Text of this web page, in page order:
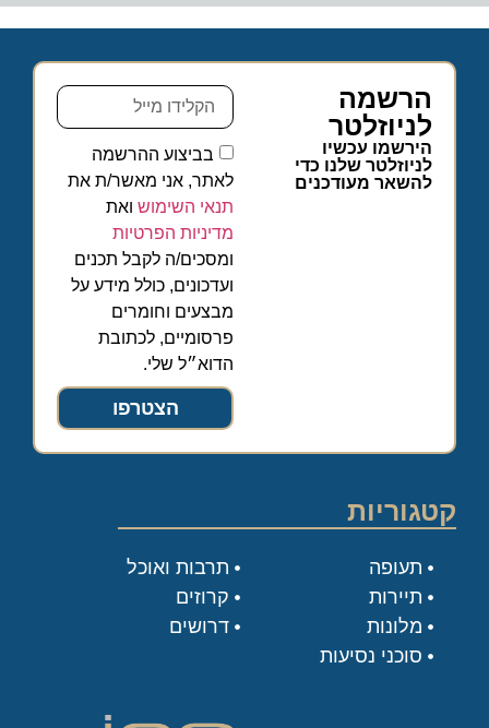
הרשמה
לניוזלטר
הירשמו עכשיו
לניוזלטר שלנו כדי
להשאר מעודכנים
בביצוע ההרשמה
לאתר, אני מאשר/ת את
תנאי השימוש ואת
מדיניות הפרטיות
ומסכים/ה לקבל תכנים
ועדכונים, כולל מידע על
מבצעים וחומרים
פרסומיים, לכתובת
הדוא״ל שלי.
הצטרפו
קטגוריות
תעופה
תיירות
מלונות
סוכני נסיעות
תרבות ואוכל
קרוזים
דרושים